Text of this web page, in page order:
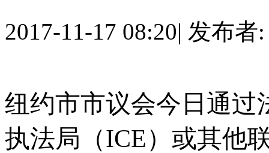
2017-11-17 08:20| 发布者
纽约市市议会今日通过
执法局（ICE）或其他